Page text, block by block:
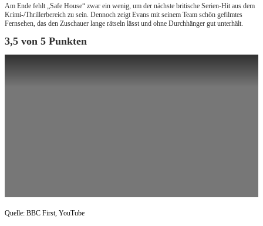
Am Ende fehlt „Safe House“ zwar ein wenig, um der nächste britische Serien-Hit aus dem
Krimi-/Thrillerbereich zu sein. Dennoch zeigt Evans mit seinem Team schön gefilmtes
Fernsehen, das den Zuschauer lange rätseln lässt und ohne Durchhänger gut unterhält.
3,5 von 5 Punkten
Quelle: BBC First, YouTube